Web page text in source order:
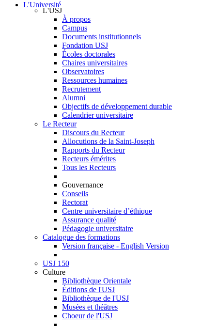
L'Université
L'USJ
À propos
Campus
Documents institutionnels
Fondation USJ
Écoles doctorales
Chaires universitaires
Observatoires
Ressources humaines
Recrutement
Alumni
Objectifs de développement durable
Calendrier universitaire
Le Recteur
Discours du Recteur
Allocutions de la Saint-Joseph
Rapports du Recteur
Recteurs émérites
Tous les Recteurs
Gouvernance
Conseils
Rectorat
Centre universitaire d’éthique
Assurance qualité
Pédagogie universitaire
Catalogue des formations
Version française - English Version
USJ 150
Culture
Bibliothèque Orientale
Éditions de l'USJ
Bibliothèque de l'USJ
Musées et théâtres
Choeur de l'USJ